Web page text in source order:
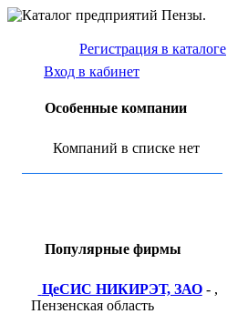
Регистрация в каталоге
Вход в кабинет
Особенные компании
Компаний в списке нет
Популярные фирмы
ЦеСИС НИКИРЭТ, ЗАО- ,
Пензенская область